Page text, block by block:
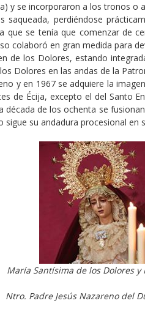
y se incorporaron a los tronos o
saqueada, perdiéndose
que se tenía que comenzar de
colaboró en gran medida para
de los Dolores, estando
Dolores en las andas de la
y en 1967 se adquiere la
de Écija, excepto el del Santo
década de los ochenta se
su andadura procesional
María Santísima de los Dolores
Ntro. Padre Jesús Nazareno del